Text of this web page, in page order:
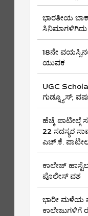
ಭಾರತೀಯ
ಸಿನಿಮಾಗಳಿಗಿದು
18ನೇ
ಯುವಕ
UGC
ಗುಡ್ನ್ಯೂಸ್;
ಹೆಚ್ಕೆ ಪಾಟೀಲ್ಗೆ
22 ಸದಸ್ಯರ
ಎಚ್.ಕೆ.
ಕಾಲೇಜ್
ಪೊಲೀಸ್ ವಶ
ಭಾರೀ ಮಳೆಯ
ಕಾಲೇಜುಗಳಿಗೆ